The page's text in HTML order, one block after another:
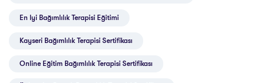
En Iyi Bağımlılık Terapisi Eğitimi
Kayseri Bağımlılık Terapisi Sertifikası
Online Eğitim Bağımlılık Terapisi Sertifikası